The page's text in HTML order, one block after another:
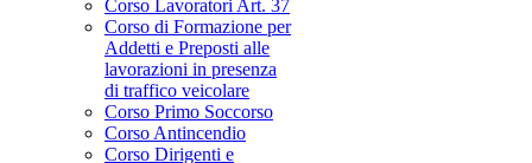
Corso Lavoratori Art. 37
Corso di Formazione per
Addetti e Preposti alle
lavorazioni in presenza
di traffico veicolare
Corso Primo Soccorso
Corso Antincendio
Corso Dirigenti e